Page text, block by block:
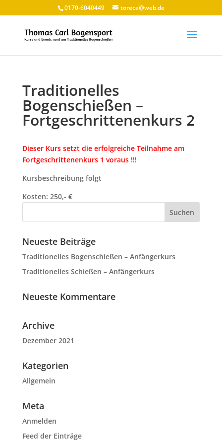
0170-6040449 toreca@web.de
Traditionelles
Bogenschießen –
Fortgeschrittenenkurs 2
Dieser Kurs setzt die erfolgreiche Teilnahme am
Fortgeschrittenenkurs 1 voraus !!!
Kursbeschreibung folgt
Kosten: 250,- €
Neueste Beiträge
Traditionelles Bogenschießen – Anfängerkurs
Traditionelles Schießen – Anfängerkurs
Neueste Kommentare
Archive
Dezember 2021
Kategorien
Allgemein
Meta
Anmelden
Feed der Einträge